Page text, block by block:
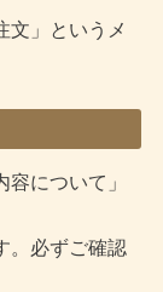
文」というメ
について」
。必ずご確認